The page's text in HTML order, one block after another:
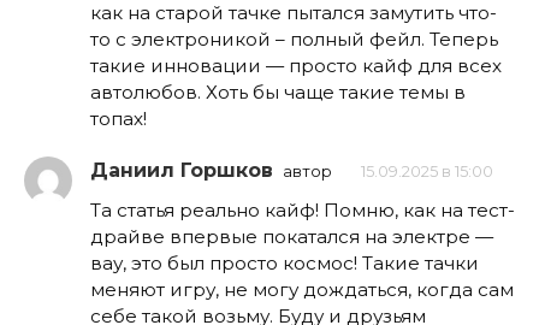
как на старой тачке пытался замутить что-
то с электроникой – полный фейл. Теперь
такие инновации — просто кайф для всех
автолюбов. Хоть бы чаще такие темы в
топах!
Даниил Горшков автор 15.09.2025 в 15:00
Та статья реально кайф! Помню, как на тест-
драйве впервые покатался на электре —
вау, это был просто космос! Такие тачки
меняют игру, не могу дождаться, когда сам
себе такой возьму. Буду и друзьям